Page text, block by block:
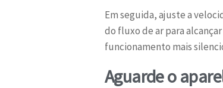
Em seguida, ajuste a
do fluxo de ar para
funcionamento mais
Aguarde o